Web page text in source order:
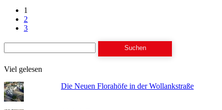
1
2
3
Suchen
nach:
Viel gelesen
Die Neuen Florahöfe in der Wollankstraße